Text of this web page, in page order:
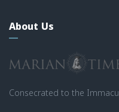
About Us
Consecrated to the